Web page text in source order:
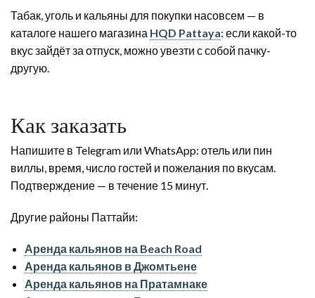
Табак, уголь и кальяны для покупки насовсем — в
каталоге нашего магазина HQD Pattaya: если какой-то
вкус зайдёт за отпуск, можно увезти с собой пачку-
другую.
Как заказать
Напишите в Telegram или WhatsApp: отель или пин
виллы, время, число гостей и пожелания по вкусам.
Подтверждение — в течение 15 минут.
Другие районы Паттайи:
Аренда кальянов на Beach Road
Аренда кальянов в Джомтьене
Аренда кальянов на Пратамнаке